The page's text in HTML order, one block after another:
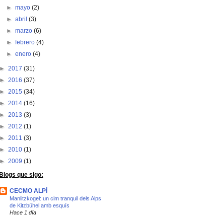
► mayo (2)
► abril (3)
► marzo (6)
► febrero (4)
► enero (4)
► 2017 (31)
► 2016 (37)
► 2015 (34)
► 2014 (16)
► 2013 (3)
► 2012 (1)
► 2011 (3)
► 2010 (1)
► 2009 (1)
Blogs que sigo:
CECMO ALPÍ
Manlitzkogel: un cim tranquil dels Alps
de Kitzbühel amb esquís
Hace 1 día